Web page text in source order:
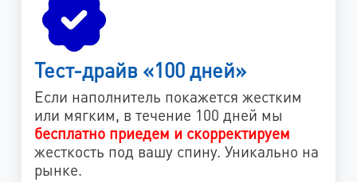
Тест-драйв «100 дней»
Если наполнитель покажется жестким
или мягким, в течение 100 дней мы
бесплатно приедем и скорректируем
жесткость под вашу спину. Уникально на
рынке.